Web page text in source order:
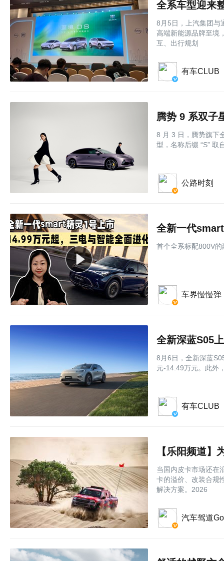
8月5日，上汽集团与
高端新能源品牌至境
互、出行规划
有车CLUB
腾势 9 系双子
8 月 3 日，腾势旗下
型，名称后缀 “S” 取
公路时刻
⾸个全系标配800V的
车界慢慢弹
全新深蓝S05
8月6日，全新深蓝
元-14.49万元。此外
有车CLUB
当国内皮卡市场还在
卡的溢价、改装合规
解决方案。2026
汽车驾道Go